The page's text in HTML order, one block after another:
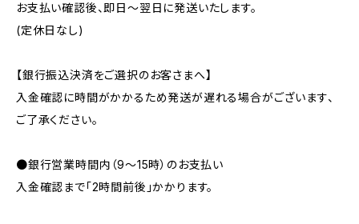
お支払い確認後、即日〜翌日に発送いたします。
(定休日なし)
【銀行振込決済をご選択のお客さまへ】
入金確認に時間がかかるため発送が遅れる場合がございます、
ご了承ください。
●銀行営業時間内（9〜15時）のお支払い
入金確認まで「2時間前後」かかります。